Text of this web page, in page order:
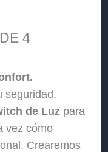
4
seguridad.
de Luz para
vez cómo
Crearemos